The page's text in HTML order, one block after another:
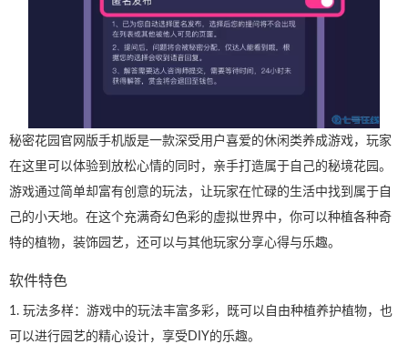
秘密花园官网版手机版是一款深受用户喜爱的休闲类养成游戏，玩家
在这里可以体验到放松心情的同时，亲手打造属于自己的秘境花园。
游戏通过简单却富有创意的玩法，让玩家在忙碌的生活中找到属于自
己的小天地。在这个充满奇幻色彩的虚拟世界中，你可以种植各种奇
特的植物，装饰园艺，还可以与其他玩家分享心得与乐趣。
软件特色
1. 玩法多样：游戏中的玩法丰富多彩，既可以自由种植养护植物，也
可以进行园艺的精心设计，享受DIY的乐趣。